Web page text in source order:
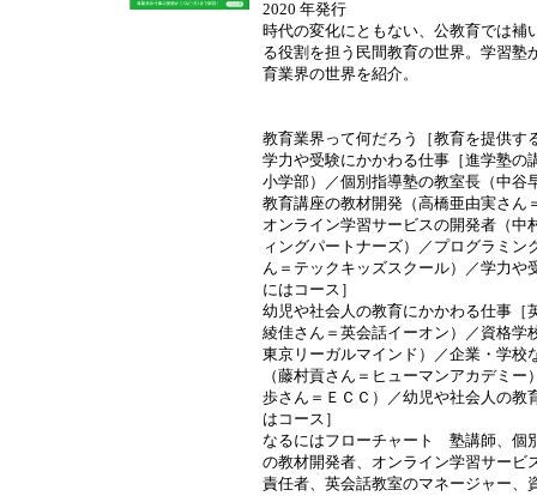
2020 年発行
時代の変化にともない、公教育では補
る役割を担う民間教育の世界。学習塾
育業界の世界を紹介。
教育業界って何だろう［教育を提供す
学力や受験にかかわる仕事［進学塾の
小学部）／個別指導塾の教室長（中谷
教育講座の教材開発（高橋亜由実さん
オンライン学習サービスの開発者（中
ィングパートナーズ）／プログラミ
ん＝テックキッズスクール）／学力や
にはコース］
幼児や社会人の教育にかかわる仕事［
綾佳さん＝英会話イーオン）／資格学
東京リーガルマインド）／企業・学校
（藤村貢さん＝ヒューマンアカデミ
歩さん＝ＥＣＣ）／幼児や社会人の教
はコース］
なるにはフローチャート 塾講師、個
の教材開発者、オンライン学習サービ
責任者、英会話教室のマネージャー、